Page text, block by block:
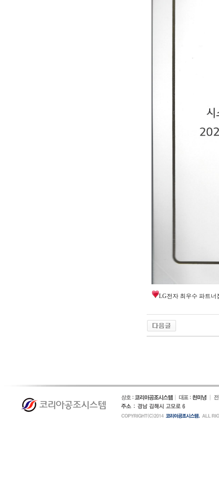
LG전자 최우수 파트너